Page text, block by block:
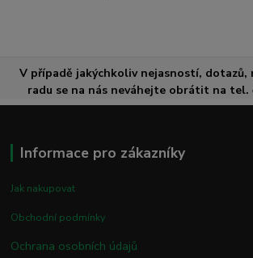
V případě jakýchkoliv nejasností, dotazů,
radu se na nás neváhejte obrátit na tel.
Informace pro zákazníky
Jak nakupovat
Obchodní podmínky
Ochrana osobních údajů